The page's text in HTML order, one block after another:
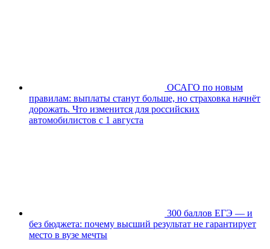
ОСАГО по новым
правилам: выплаты станут больше, но страховка начнёт
дорожать. Что изменится для российских
автомобилистов с 1 августа
300 баллов ЕГЭ — и
без бюджета: почему высший результат не гарантирует
место в вузе мечты